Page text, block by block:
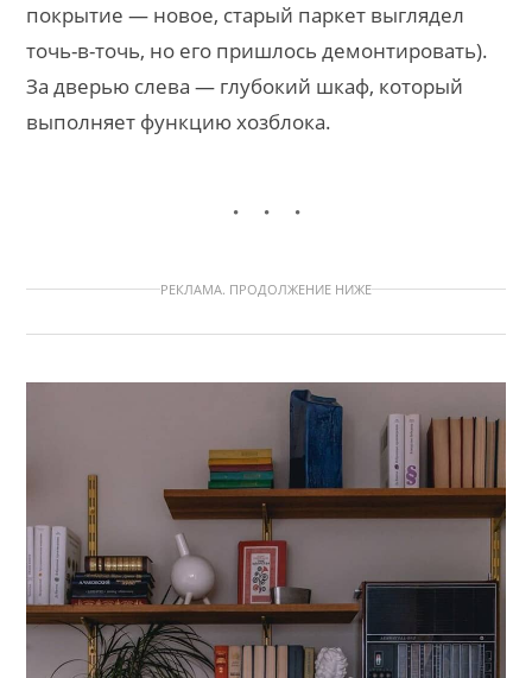
покрытие — новое, старый паркет выглядел
точь-в-точь, но его пришлось демонтировать).
За дверью слева — глубокий шкаф, который
выполняет функцию хозблока.
РЕКЛАМА. ПРОДОЛЖЕНИЕ НИЖЕ